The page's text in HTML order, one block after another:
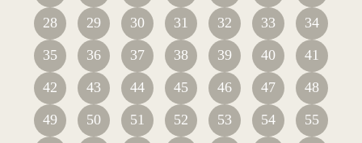
28
29 30 31 32 33
34
35
36 37 38 39 40
41
42
43 44 45 46 47
48
49
50 51 52 53 54
55